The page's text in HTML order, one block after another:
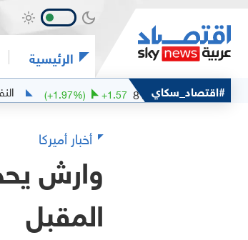
الرئيسية
#اقتصاد_سكاي
مربان 81.1
+1.57
(+1.97%) النفط
أخبار أميركا
وارش
المقبل